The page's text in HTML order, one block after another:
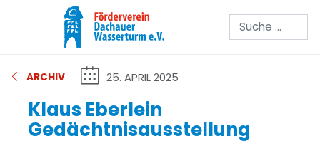
Suchen
ARCHIV 25. APRIL 2025
Klaus Eberlein
Gedächtnisausstellung